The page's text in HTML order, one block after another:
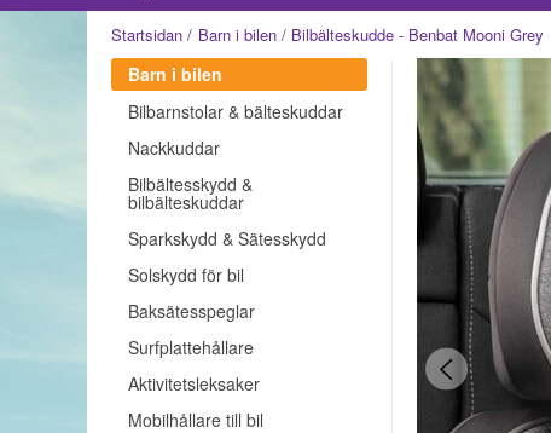
Startsidan Barn i bilen Bilbälteskudde - Benbat Mooni Grey
Barn i bilen
Bilbarnstolar & bälteskuddar
Nackkuddar
Bilbältesskydd &
bilbälteskuddar
Sparkskydd & Sätesskydd
Solskydd för bil
Baksätesspeglar
Surfplattehållare
Aktivitetsleksaker
Mobilhållare till bil